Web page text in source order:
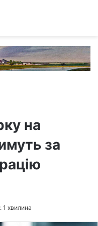
на
за
1 хвилина